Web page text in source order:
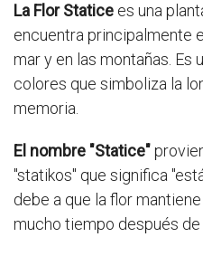
La Flor Statice es una
encuentra principalmente
mar y en las montañas. Es
colores que simboliza la
memoria.
El nombre "Statice"
"statikos" que significa
debe a que la flor
mucho tiempo después